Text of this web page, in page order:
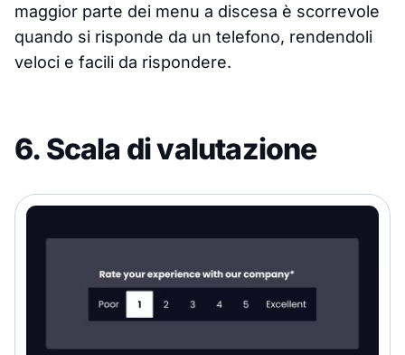
maggior parte dei menu a discesa è scorrevole
quando si risponde da un telefono, rendendoli
veloci e facili da rispondere.
6. Scala di valutazione